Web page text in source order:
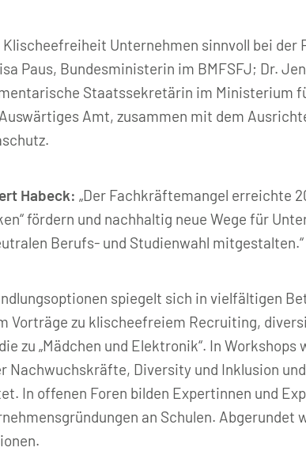
Klischeefreiheit Unternehmen sinnvoll bei
Paus, Bundesministerin im BMFSFJ; Dr.
Staatssekretärin im
Amt, zusammen mit dem
Habeck: „Der Fachkräftemangel erreichte
fördern und nachhaltig neue Wege für
Berufs- und Studienwahl mitgestalten.“
spiegelt sich in vielfältigen
Vorträge zu klischeefreiem Recruiting,
zu „Mädchen und Elektronik“. In
Nachwuchskräfte, Diversity und Inklusion
In offenen Foren bilden Expertinnen und
an Schulen.